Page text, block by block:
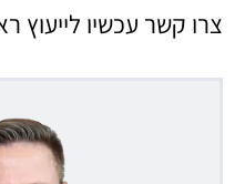
צרו קשר עכשיו לייעוץ